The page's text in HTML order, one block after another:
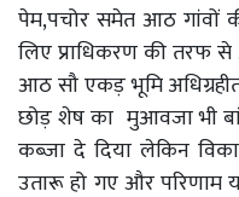
पेम,पचोर समेत आठ गांवों
लिए प्राधिकरण की तरफ
आठ सौ एकड़ भूमि
छोड़ शेष का मुआवजा भी
कब्जा दे दिया लेकिन
उतारू हो गए और परिणाम